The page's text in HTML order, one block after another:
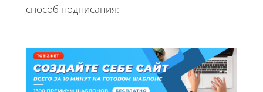
способ подписания: